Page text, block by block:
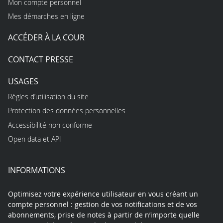
Mon compte personnel
Mes démarches en ligne
ACCÉDER À LA COUR
CONTACT PRESSE
USAGES
Règles d’utilisation du site
Protection des données personnelles
Accessibilité non conforme
Open data et API
INFORMATIONS
Optimisez votre expérience utilisateur en vous créant un
compte personnel : gestion de vos notifications et de vos
abonnements, prise de notes à partir de n’importe quelle